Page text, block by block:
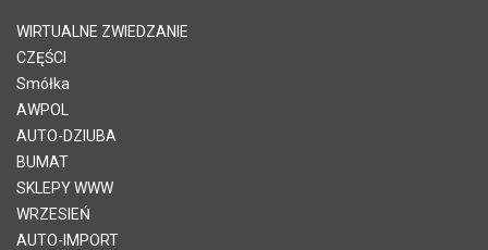
WIRTUALNE ZWIEDZANIE
CZĘŚCI
Smółka
AWPOL
AUTO-DZIUBA
BUMAT
SKLEPY WWW
WRZESIEŃ
AUTO-IMPORT